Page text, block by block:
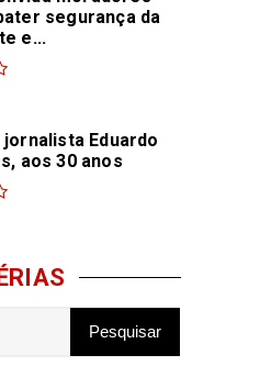
segurança da
e...
Eduardo
aos 30 anos